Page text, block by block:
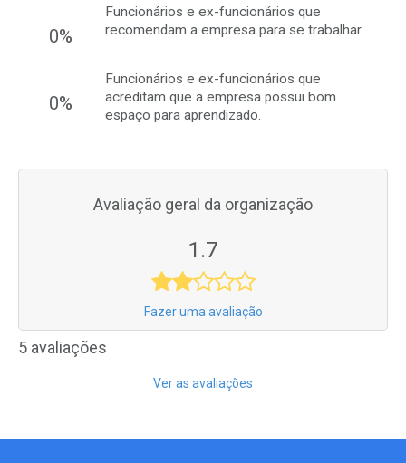
0%
Funcionários e ex-funcionários que
recomendam a empresa para se trabalhar.
0%
Funcionários e ex-funcionários que
acreditam que a empresa possui bom
espaço para aprendizado.
Avaliação geral da organização
1.7
Fazer uma avaliação
5 avaliações
Ver as avaliações